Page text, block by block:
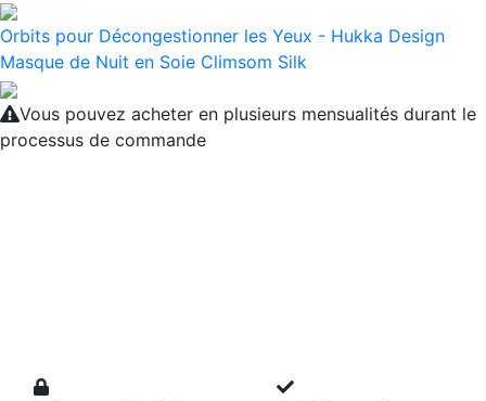
Orbits pour Décongestionner les Yeux - Hukka Design
Masque de Nuit en Soie Climsom Silk
Vous pouvez acheter en plusieurs mensualités durant le
processus de commande